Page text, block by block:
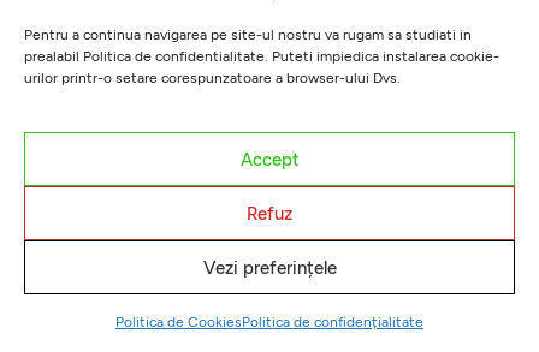
Pentru a continua navigarea pe site-ul nostru va rugam sa studiati in
prealabil Politica de confidentialitate. Puteti impiedica instalarea cookie-
urilor printr-o setare corespunzatoare a browser-ului Dvs.
Accept
Refuz
Vezi preferințele
Politica de CookiesPolitica de confidențialitate